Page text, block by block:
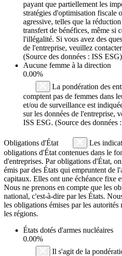
payant que partiellement les
stratégies d'optimisation fiscale
agressive, telles que la
transfert de bénéfices, même si
l'illégalité. Si vous avez des
de l'entreprise, veuillez
(Source des données : ISS ESG)
Aucune femme à la direction
0.00%
La pondération des
comptent pas de femmes dans
et/ou de surveillance est
sur les données de l'entreprise,
ISS ESG. (Source des données
Obligations d'État
Les
obligations d'État contenues dans le
d'entreprises. Par obligations d'État,
émis par des États qui empruntent de
capitaux. Elles ont une échéance fixe
Nous ne prenons en compte que les
national, c'est-à-dire par les États.
les obligations émises par les autorités
les régions.
États dotés d'armes nucléaires
0.00%
Il s'agit de la